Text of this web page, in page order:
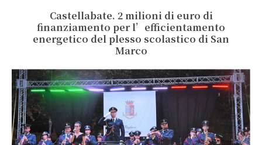
Castellabate. 2 milioni di euro di
finanziamento per l’efficientamento
energetico del plesso scolastico di San
Marco